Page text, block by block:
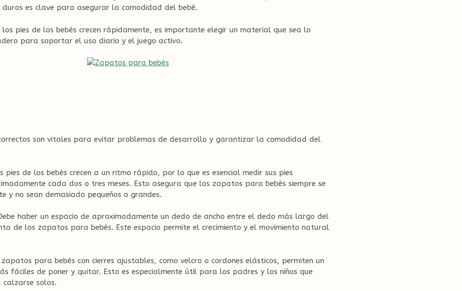
es clave para asegurar la comodidad del bebé.
pies de los bebés crecen rápidamente, es importante elegir un material que sea lo
para soportar el uso diario y el juego activo.
son vitales para evitar problemas de desarrollo y garantizar la comodidad del
pies de los bebés crecen a un ritmo rápido, por lo que es esencial medir sus pies
cada dos o tres meses. Esto asegura que los zapatos para bebés siempre se
y no sean demasiado pequeños o grandes.
haber un espacio de aproximadamente un dedo de ancho entre el dedo más largo del
de los zapatos para bebés. Este espacio permite el crecimiento y el movimiento natural
para bebés con cierres ajustables, como velcro o cordones elásticos, permiten un
fáciles de poner y quitar. Esto es especialmente útil para los padres y los niños que
solos.